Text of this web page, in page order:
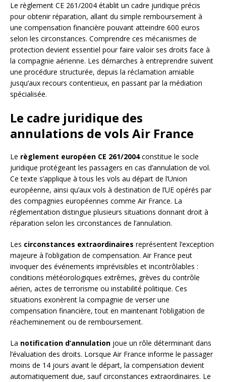
Le règlement CE 261/2004 établit un cadre juridique précis
pour obtenir réparation, allant du simple remboursement à
une compensation financière pouvant atteindre 600 euros
selon les circonstances. Comprendre ces mécanismes de
protection devient essentiel pour faire valoir ses droits face à
la compagnie aérienne. Les démarches à entreprendre suivent
une procédure structurée, depuis la réclamation amiable
jusqu’aux recours contentieux, en passant par la médiation
spécialisée.
Le cadre juridique des
annulations de vols Air France
Le règlement européen CE 261/2004constitue le socle
juridique protégeant les passagers en cas d’annulation de vol.
Ce texte s’applique à tous les vols au départ de l’Union
européenne, ainsi qu’aux vols à destination de l’UE opérés par
des compagnies européennes comme Air France. La
réglementation distingue plusieurs situations donnant droit à
réparation selon les circonstances de l’annulation.
Les circonstances extraordinaires représentent l’exception
majeure à l’obligation de compensation. Air France peut
invoquer des événements imprévisibles et incontrôlables :
conditions météorologiques extrêmes, grèves du contrôle
aérien, actes de terrorisme ou instabilité politique. Ces
situations exonèrent la compagnie de verser une
compensation financière, tout en maintenant l’obligation de
réacheminement ou de remboursement.
La notification d’annulation joue un rôle déterminant dans
l’évaluation des droits. Lorsque Air France informe le passager
moins de 14 jours avant le départ, la compensation devient
automatiquement due, sauf circonstances extraordinaires. Le